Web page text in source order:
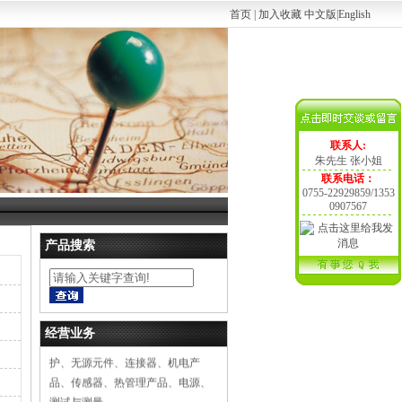
联系人:
朱先生 张小姐
联系电话：
0755-22929859/1353
0907567
首页 加入收藏 中文版 English
产品搜索
经营业务
电子元器件营销，技术咨询。 产品
类别：光电产品、嵌入式解决方
案、半导体、集成电路IC、电路保
品、传感器、热管理产品、电源、
测试与测量。